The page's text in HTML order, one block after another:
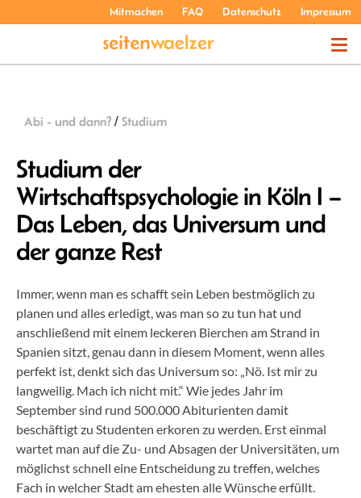
Mitmachen FAQ Datenschutz Impressum
ÜBER UNS
Abi - und dann? / Studium
Studium der
Wirtschaftspsychologie in Köln I –
Das Leben, das Universum und
der ganze Rest
Immer, wenn man es schafft sein Leben bestmöglich zu
planen und alles erledigt, was man so zu tun hat und
anschließend mit einem leckeren Bierchen am Strand in
Spanien sitzt, genau dann in diesem Moment, wenn alles
perfekt ist, denkt sich das Universum so: „Nö. Ist mir zu
langweilig. Mach ich nicht mit.“ Wie jedes Jahr im
September sind rund 500.000 Abiturienten damit
beschäftigt zu Studenten erkoren zu werden. Erst einmal
wartet man auf die Zu- und Absagen der Universitäten, um
möglichst schnell eine Entscheidung zu treffen, welches
Fach in welcher Stadt am ehesten alle Wünsche erfüllt.